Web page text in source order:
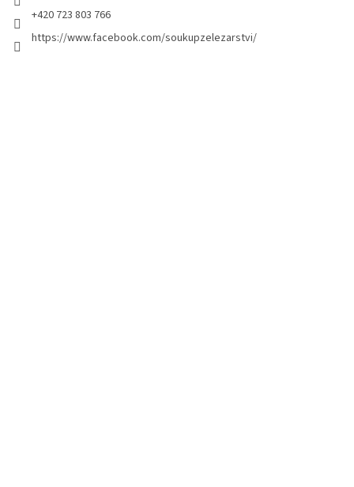
+420 723 803 766
https://www.facebook.com/soukupzelezarstvi/